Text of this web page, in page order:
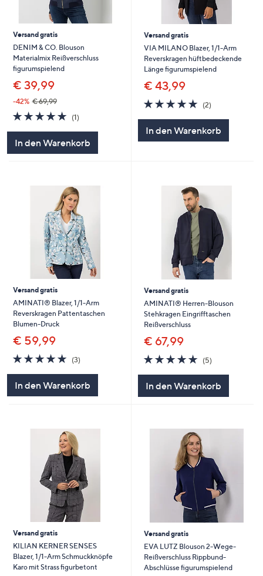
Versand gratis
DENIM & CO. Blouson
Materialmix Reißverschluss
figurumspielend
€ 39,99
-42% € 69,99
5.0
von
(1)1
In den Warenkorb
Versand gratis
VIA MILANO Blazer, 1/1-Arm
Reverskragen hüftbedeckende
Länge figurumspielend
€ 43,99
5.0
von
(2)2
In den Warenkorb
Versand gratis
AMINATI® Blazer, 1/1-Arm
Reverskragen Pattentaschen
Blumen-Druck
€ 59,99
5.0
von
(3)3
In den Warenkorb
Versand gratis
AMINATI® Herren-Blouson
Stehkragen Eingrifftaschen
Reißverschluss
€ 67,99
5.0
von
(5)5
In den Warenkorb
Versand gratis
KILIAN KERNER SENSES
Blazer, 1/1-Arm Schmuckknöpfe
Karo mit Strass figurbetont
Versand gratis
EVA LUTZ Blouson 2-Wege-
Reißverschluss Rippbund-
Abschlüsse figurumspielend